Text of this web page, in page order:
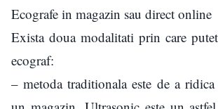
Ecografe in magazin sau direct online
Exista doua modalitati prin care
ecograf:
– metoda traditionala este de a